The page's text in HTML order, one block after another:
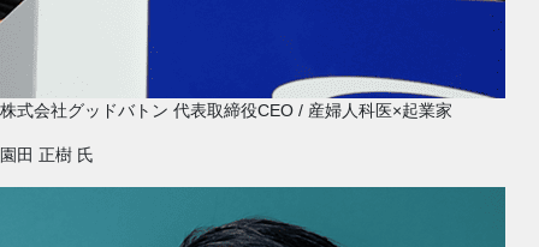
株式会社グッドバトン 代表取締役CEO / 産婦人科医×起業家
園田 正樹 氏